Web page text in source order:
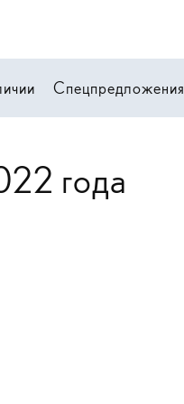
Спецпредложения
года